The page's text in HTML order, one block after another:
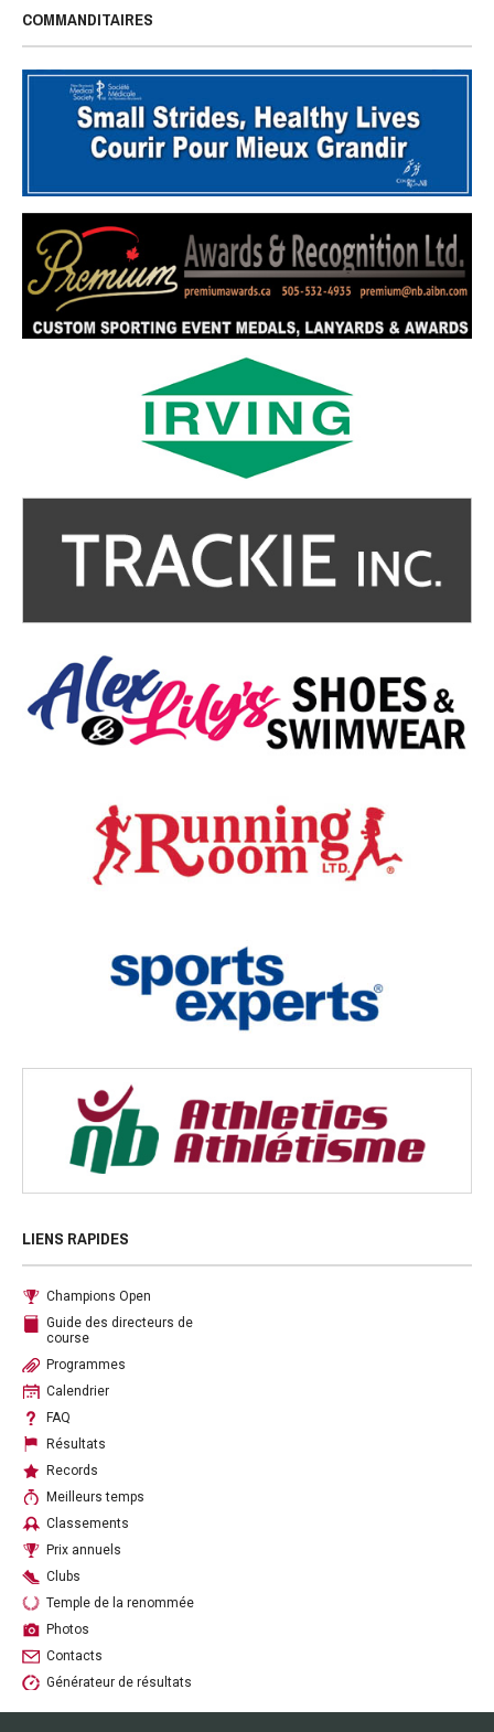
COMMANDITAIRES
LIENS RAPIDES
Champions Open
Guide des directeurs de
course
Programmes
Calendrier
FAQ
Résultats
Records
Meilleurs temps
Classements
Prix annuels
Clubs
Temple de la renommée
Photos
Contacts
Générateur de résultats